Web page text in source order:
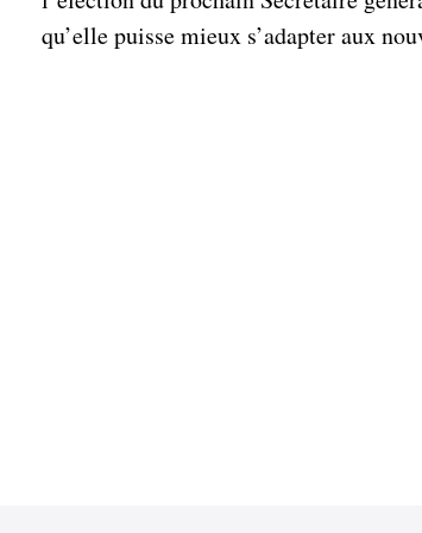
qu’elle puisse mieux s’adapter aux